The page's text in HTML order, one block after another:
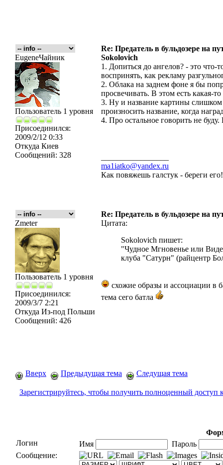
Re: Предатель в бульдозере на
EugeneЧайник
Пользователь 1 уровня
Присоединился:
2009/2/12 0:33
Откуда Киев
Сообщений: 328
Sokolovich
1. Допиться до ангелов? - это
воспринять, как рекламу
2. Облака на заднем фоне я бы
просвечивать. В этом есть какая-
3. Ну и название картины слишком
произносить название, когда
4. Про остальное говорить не
ma1iatko@yandex.ru
Как повяжешь галстук - береги
Re: Предатель в бульдозере на
Zmeter
Пользователь 1 уровня
Присоединился:
2009/3/7 2:21
Откуда Из-под Польши
Сообщений: 426
Цитата:
Sokolovich пишет:
"Чудное Мгновенье или
клуба "Сатурн" (райцентр
схожие образы и ассоциации в
тема сего батла
Вверх Предыдущая тема Следущая тема
Зарегистрируйтесь, чтобы получить полноценный доступ
Логин
Имя
Пароль
Сообщение: